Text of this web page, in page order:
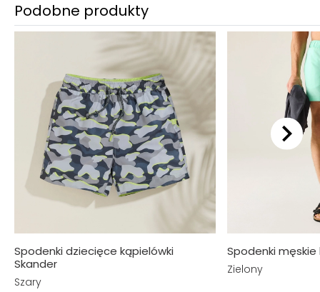
Podobne produkty
Spodenki dziecięce kąpielówki
Skander
Szary
Spodenki
Zielony